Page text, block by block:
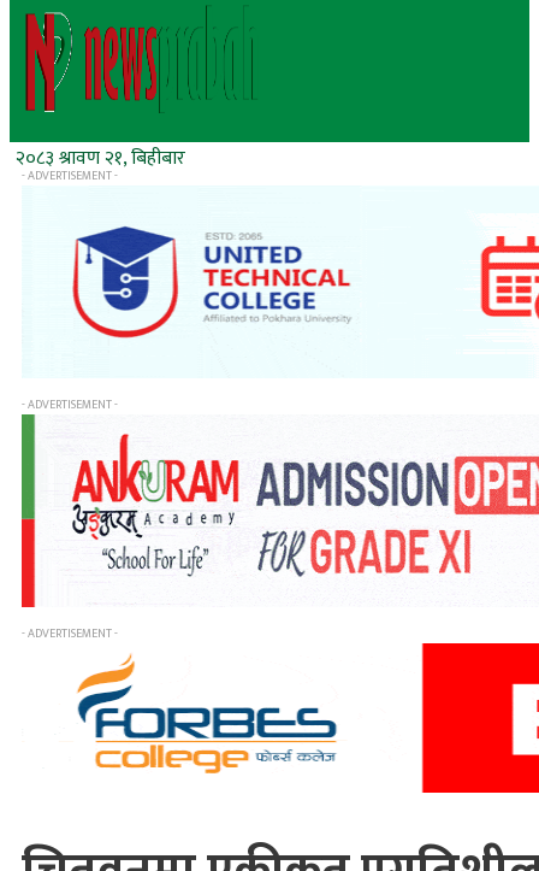
२०८३ श्रावण २१, बिहीबार
- ADVERTISEMENT -
- ADVERTISEMENT -
- ADVERTISEMENT -